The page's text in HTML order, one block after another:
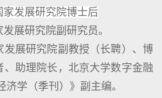
家发展研究院博士后
展研究院副研究员。
发展研究院副教授（长聘）、博
、助理院长，北京大学数字金融
学（季刊）》副主编。